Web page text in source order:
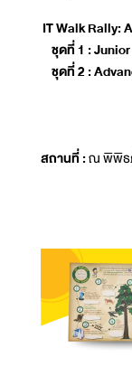
IT Walk Rally:
ชุดที่ 1 :
ชุดที่ 2 :
สถานที่ :ณ พิพิธภั